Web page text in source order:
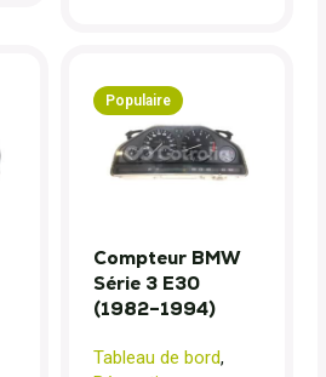
Populaire
Compteur BMW
Série 3 E30
(1982–1994)
Tableau de bord,